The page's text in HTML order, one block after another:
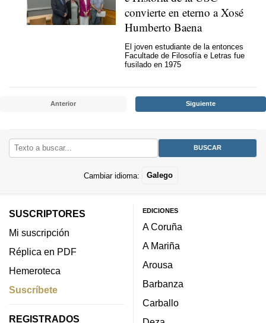
convierte en eterno a Xosé
Humberto Baena
El joven estudiante de la entonces
Facultade de Filosofía e Letras fue
fusilado en 1975
Anterior Siguiente
Cambiar idioma: Galego
SUSCRIPTORES
Mi suscripción
Réplica en PDF
Hemeroteca
Suscríbete
REGISTRADOS
EDICIONES
A Coruña
A Mariña
Arousa
Barbanza
Carballo